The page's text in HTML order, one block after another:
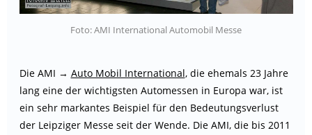
Foto: AMI International Automobil Messe
Die AMI → Auto Mobil International, die ehemals 23 Jahre
lang eine der wichtigsten Automessen in Europa war, ist
ein sehr markantes Beispiel für den Bedeutungsverlust
der Leipziger Messe seit der Wende. Die AMI, die bis 2011